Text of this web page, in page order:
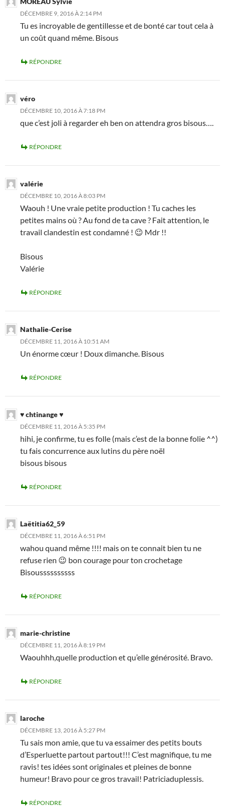
DÉCEMBRE 9, 2016 À 2:14 PM
Tu es incroyable de gentillesse et de bonté car tout cela à
un coût quand même. Bisous
RÉPONDRE
véro
DÉCEMBRE 10, 2016 À 7:18 PM
que c’est joli à regarder eh ben on attendra gros bisous….
RÉPONDRE
valérie
DÉCEMBRE 10, 2016 À 8:03 PM
Waouh ! Une vraie petite production ! Tu caches les
petites mains où ? Au fond de ta cave ? Fait attention, le
travail clandestin est condamné ! 😉 Mdr !!
Bisous
Valérie
RÉPONDRE
Nathalie-Cerise
DÉCEMBRE 11, 2016 À 10:51 AM
Un énorme cœur ! Doux dimanche. Bisous
RÉPONDRE
♥ chtinange ♥
DÉCEMBRE 11, 2016 À 5:35 PM
hihi, je confirme, tu es folle (mais c’est de la bonne folie ^^)
tu fais concurrence aux lutins du père noël
bisous bisous
RÉPONDRE
Laëtitia62_59
DÉCEMBRE 11, 2016 À 6:51 PM
wahou quand même !!!! mais on te connait bien tu ne
refuse rien 😉 bon courage pour ton crochetage
Bisoussssssssss
RÉPONDRE
marie-christine
DÉCEMBRE 11, 2016 À 8:19 PM
Waouhhh,quelle production et qu’elle générosité. Bravo.
RÉPONDRE
laroche
DÉCEMBRE 13, 2016 À 5:27 PM
Tu sais mon amie, que tu va essaimer des petits bouts
d’Esperluette partout partout!!! C’est magnifique, tu me
ravis! tes idées sont originales et pleines de bonne
humeur! Bravo pour ce gros travail! Patriciaduplessis.
RÉPONDRE